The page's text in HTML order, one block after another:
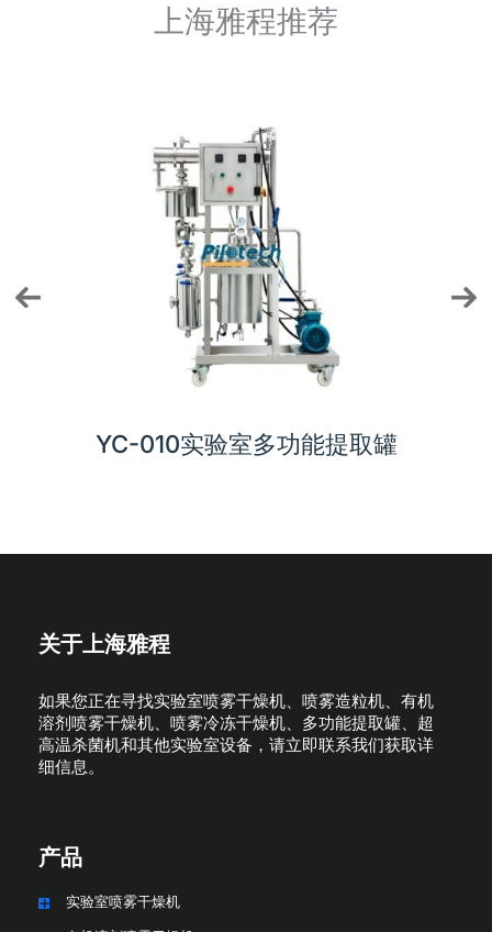
上海雅程推荐
实验室多功能提取罐 YC-210刮膜式
关于上海雅程
如果您正在寻找实验室喷雾干燥机、喷雾造粒机、有机
溶剂喷雾干燥机、喷雾冷冻干燥机、多功能提取罐、超
高温杀菌机和其他实验室设备，请立即联系我们获取详
细信息。
产品
实验室喷雾干燥机